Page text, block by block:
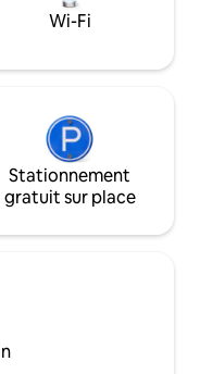
parking jusqu'à la
recommandons
Wi-Fi
Stationnement
gratuit sur place